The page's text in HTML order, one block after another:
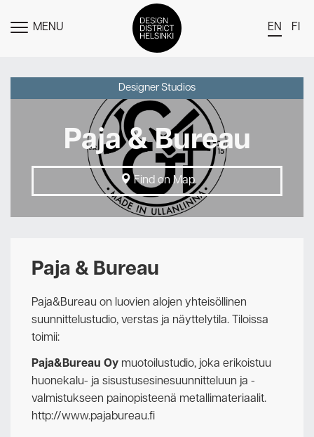
TOGGLE
MENU EN FI
DDH Find – Explore The District
Members
Events
News
Media
About
Newsletter
Designer Studios
Paja & Bureau
Find on Map
Paja & Bureau
Paja&Bureau on luovien alojen yhteisöllinen
suunnittelustudio, verstas ja näyttelytila. Tiloissa
toimii:
Paja&Bureau Oy muotoilustudio, joka erikoistuu
huonekalu- ja sisustusesinesuunnitteluun ja -
valmistukseen painopisteenä metallimateriaalit.
http://www.pajabureau.fi